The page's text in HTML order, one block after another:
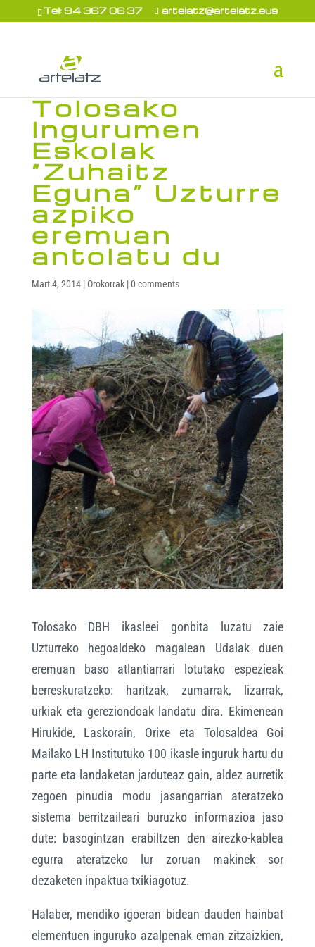
Tel: 94 367 06 37 artelatz@artelatz.eus
Tolosako
Ingurumen
Eskolak
“Zuhaitz
Eguna” Uzturre
azpiko
eremuan
antolatu du
Mart 4, 2014| Orokorrak|0 comments
Tolosako DBH ikasleei gonbita luzatu zaie
Uzturreko hegoaldeko magalean Udalak duen
eremuan baso atlantiarrari lotutako espezieak
berreskuratzeko: haritzak, zumarrak, lizarrak,
urkiak eta gereziondoak landatu dira. Ekimenean
Hirukide, Laskorain, Orixe eta Tolosaldea Goi
Mailako LH Institutuko 100 ikasle inguruk hartu du
parte eta landaketan jarduteaz gain, aldez aurretik
zegoen pinudia modu jasangarrian ateratzeko
sistema berritzaileari buruzko informazioa jaso
dute: basogintzan erabiltzen den airezko-kablea
egurra ateratzeko lur zoruan makinek sor
dezaketen inpaktua txikiagotuz.
Halaber, mendiko igoeran bidean dauden hainbat
elementuen inguruko azalpenak eman zitzaizkien,